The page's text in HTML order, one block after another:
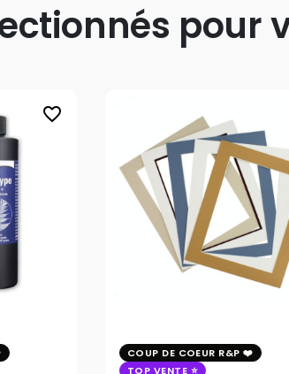
pour
favorite_border
COUP DE COEUR R&P
TOP VENTE